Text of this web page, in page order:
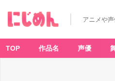
アニメや
TOP 作品名 声優